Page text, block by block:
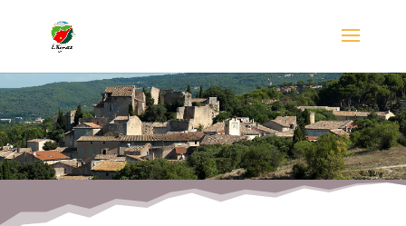
Démarches Administratives